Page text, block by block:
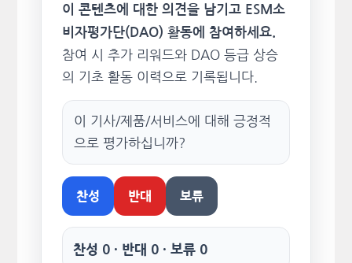
이 콘텐츠에 대한 의견을 남기고 ESM소
비자평가단(DAO) 활동에 참여하세요.
참여 시 추가 리워드와 DAO 등급 상승
의 기초 활동 이력으로 기록됩니다.
이 기사/제품/서비스에 대해 긍정적
으로 평가하십니까?
찬성 반대 보류
찬성 0 · 반대 0 · 보류 0